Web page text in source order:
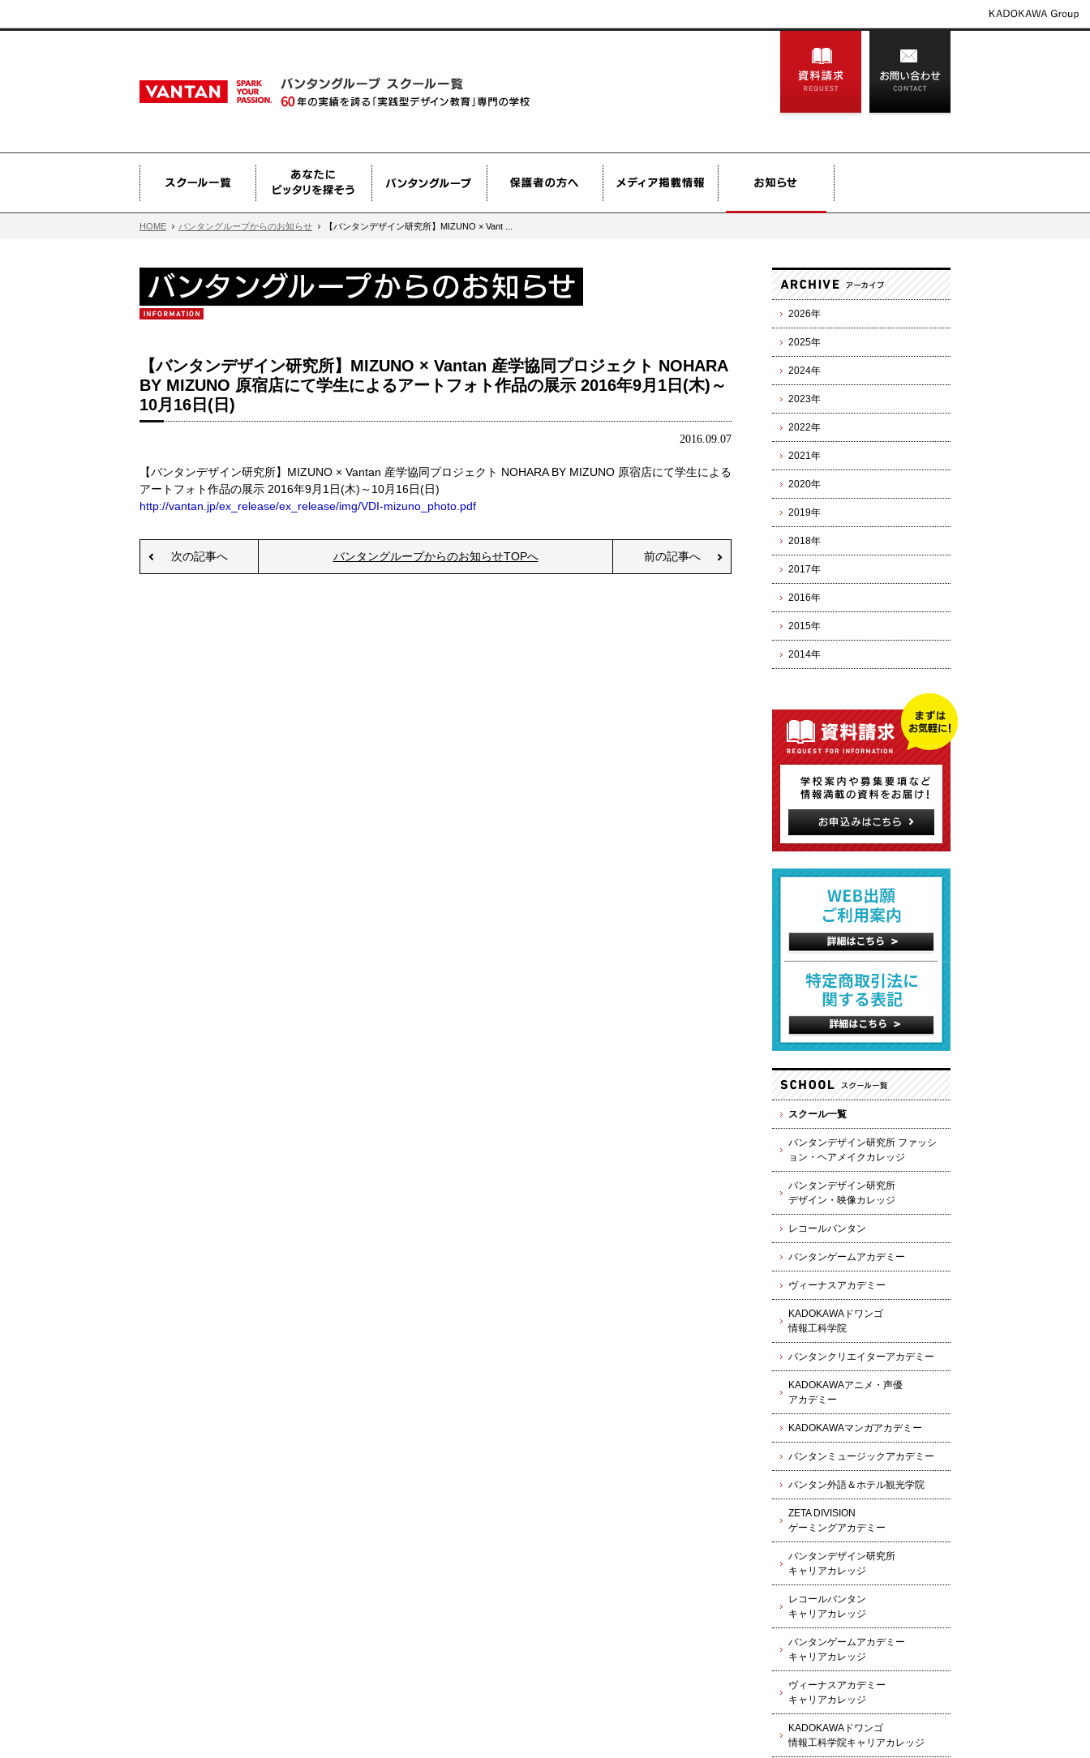
HOME バンタングループからのお知らせ 【バンタンデザイン研究所】MIZUNO × Vant ...
【バンタンデザイン研究所】MIZUNO × Vantan 産学協同プロジェクト NOHARA
BY MIZUNO 原宿店にて学生によるアートフォト作品の展示 2016年9月1日(木)～
10月16日(日)
2016.09.07
【バンタンデザイン研究所】MIZUNO × Vantan 産学協同プロジェクト NOHARA BY MIZUNO 原宿店にて学生による
アートフォト作品の展示 2016年9月1日(木)～10月16日(日)
http://vantan.jp/ex_release/ex_release/img/VDI-mizuno_photo.pdf
次の記事へ バンタングループからのお知らせTOPへ 前の記事へ
2026年
2025年
2024年
2023年
2022年
2021年
2020年
2019年
2018年
2017年
2016年
2015年
2014年
スクール一覧
バンタンデザイン研究所 ファッシ
ョン・ヘアメイクカレッジ
バンタンデザイン研究所
デザイン・映像カレッジ
レコールバンタン
バンタンゲームアカデミー
ヴィーナスアカデミー
KADOKAWAドワンゴ
情報工科学院
バンタンクリエイターアカデミー
KADOKAWAアニメ・声優
アカデミー
KADOKAWAマンガアカデミー
バンタンミュージックアカデミー
バンタン外語＆ホテル観光学院
ZETA DIVISION
ゲーミングアカデミー
バンタンデザイン研究所
キャリアカレッジ
レコールバンタン
キャリアカレッジ
バンタンゲームアカデミー
キャリアカレッジ
ヴィーナスアカデミー
キャリアカレッジ
KADOKAWAドワンゴ
情報工科学院キャリアカレッジ